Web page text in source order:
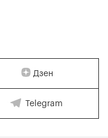
Дзен
Telegram